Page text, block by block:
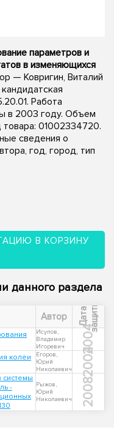
параметров и
в изменяющихся
— Ковригин, Виталий
Работа
в 2003 году. Объем
товара: 01002334720.
сведения о
год, город, тип
В КОРЗИНУ
данного раздела
Автор Д
а
т
а
з
а
щ
и
ты
Исупов,
Владимир
Игоревич
2004
колеи
Егоров,
Юрий
Николаевич
2004
системы
-
Рыжов,
Юрий
Николаевич
2008